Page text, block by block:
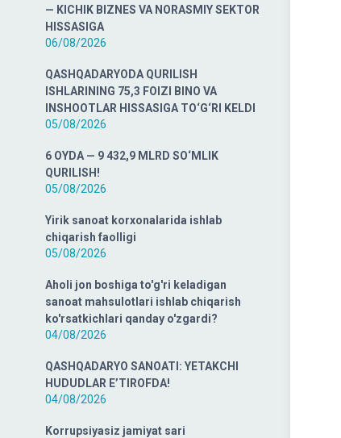
— KICHIK BIZNES VA NORASMIY SEKTOR
HISSASIGA
06/08/2026
QASHQADARYODA QURILISH
ISHLARINING 75,3 FOIZI BINO VA
INSHOOTLAR HISSASIGA TO‘G‘RI KELDI
05/08/2026
6 OYDA — 9 432,9 MLRD SO‘MLIK
QURILISH!
05/08/2026
Yirik sanoat korxonalarida ishlab
chiqarish faolligi
05/08/2026
Aholi jon boshiga to'g'ri keladigan
sanoat mahsulotlari ishlab chiqarish
ko'rsatkichlari qanday o'zgardi?
04/08/2026
QASHQADARYO SANOATI: YETAKCHI
HUDUDLAR E’TIROFDA!
04/08/2026
Korrupsiyasiz jamiyat sari